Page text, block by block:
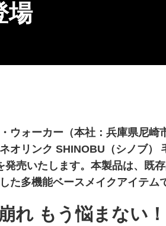
場
ウォーカー（本社：兵庫県尼
オリンク SHINOBU（シノブ
発売いたします。本製品は、既
た多機能ベースメイクアイテム
れ もう悩まない